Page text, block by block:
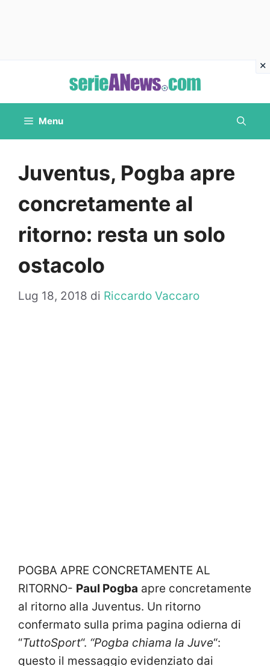
contenuto
Menu
Juventus, Pogba apre
concretamente al
ritorno: resta un solo
ostacolo
Lug 18, 2018 di Riccardo Vaccaro
POGBA APRE CONCRETAMENTE AL
RITORNO- Paul Pogba apre concretamente
al ritorno alla Juventus. Un ritorno
confermato sulla prima pagina odierna di
“TuttoSport“. “Pogba chiama la Juve“:
questo il messaggio evidenziato dai